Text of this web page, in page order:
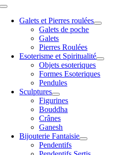
Toggle
NavigationGalets et Pierres roulées
Galets de poche
Galets
Pierres Roulées
Esoterisme et Spiritualité
Objets esoteriques
Formes Esoteriques
Pendules
Sculptures
Figurines
Bouddha
Crânes
Ganesh
Bijouterie Fantaisie
Pendentifs